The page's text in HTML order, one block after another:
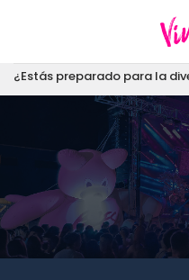
¿Estás preparado para la